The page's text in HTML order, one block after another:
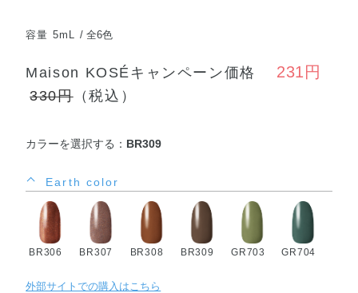
容量 5mL 全6色
Maison KOSÉキャンペーン価格 231円
330円（税込）
カラーを選択する： BR309
Earth color
BR306 BR307 BR308 BR309 GR703 GR704
外部サイトでの購入はこちら